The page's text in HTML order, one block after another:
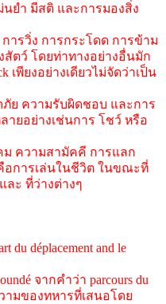
ยำ มีสติ และการมองสิ่ง
ารวิ่ง การกระโดด การข้าม
ตว์ โดยท่าทางอย่างอื่นมัก
เพียงอย่างเดียวไม่จัดว่าเป็น
ภัย ความรับผิดชอบ และการ
ายอย่างเช่นการ โชว์ หรือ
ม ความสามัคคี การแลก
อการเล่นในชีวิต ในขณะที่
ละ ที่ว่างต่างๆ
déplacement and le
จากคำว่า parcours du
ามของทหารที่เสนอโดย